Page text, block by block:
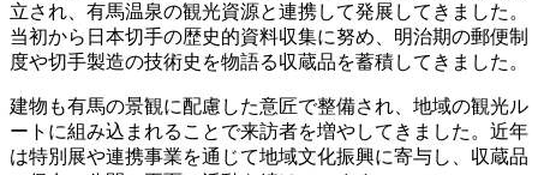
立され、有馬温泉の観光資源と連携して発展してきました。
当初から日本切手の歴史的資料収集に努め、明治期の郵便制
度や切手製造の技術史を物語る収蔵品を蓄積してきました。
建物も有馬の景観に配慮した意匠で整備され、地域の観光ル
ートに組み込まれることで来訪者を増やしてきました。近年
は特別展や連携事業を通じて地域文化振興に寄与し、収蔵品